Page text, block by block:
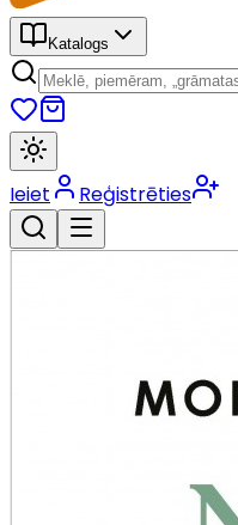
Katalogs
Ieiet Reģistrēties